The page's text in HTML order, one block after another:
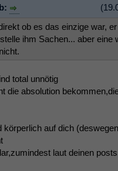
ob es das einzige war,
ihm Sachen... aber eine
total unnötig
die absolution
körperlich auf dich
laut deinen